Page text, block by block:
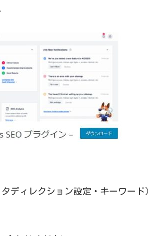
ディレクション設定・キーワー